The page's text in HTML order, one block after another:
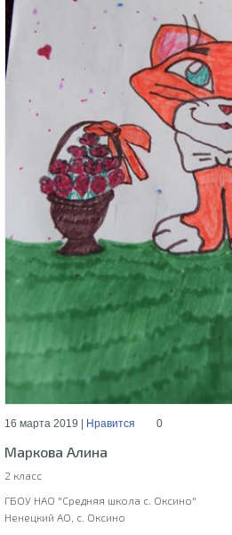
16 марта 2019 | Нравится 0
Маркова Алина
2 класс
ГБОУ НАО "Средняя школа с. Оксино"
Ненецкий АО, с. Оксино